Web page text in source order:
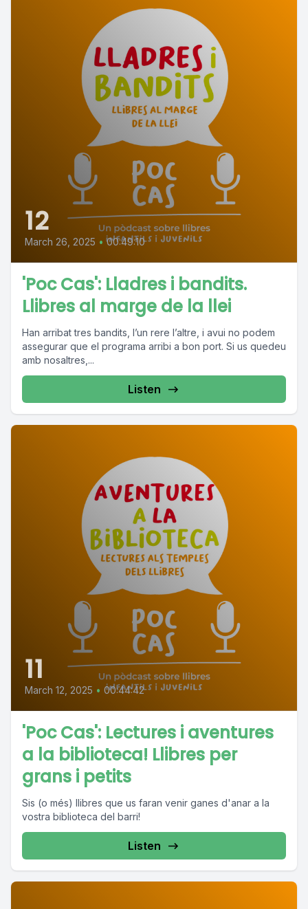
12
March 26, 2025 • 00:49:10
'Poc Cas': Lladres i bandits.
Llibres al marge de la llei
Han arribat tres bandits, l’un rere l’altre, i avui no podem
assegurar que el programa arribi a bon port. Si us quedeu
amb nosaltres,...
Listen
11
March 12, 2025 • 00:44:42
'Poc Cas': Lectures i aventures
a la biblioteca! Llibres per
grans i petits
Sis (o més) llibres que us faran venir ganes d'anar a la
vostra biblioteca del barri!
Listen